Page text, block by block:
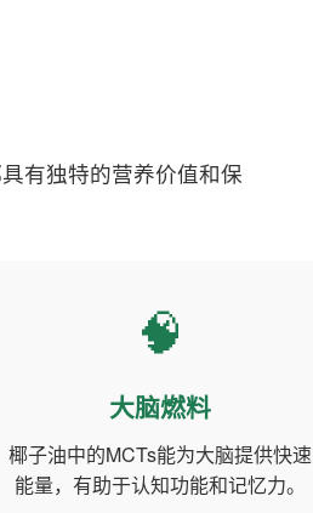
有独特的营养价值和保
🧠
大脑燃料
椰子油中的MCTs能为大脑提供快速
能量，有助于认知功能和记忆力。